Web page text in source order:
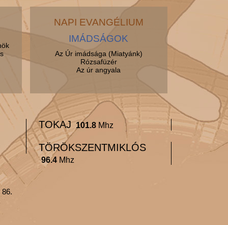
NAPI EVANGÉLIUM
IMÁDSÁGOK
Az Úr imádsága (Miatyánk)
Rózsafüzér
Az úr angyala
TOKAJ 101.8Mhz
TÖRÖKSZENTMIKLÓS
96.4Mhz